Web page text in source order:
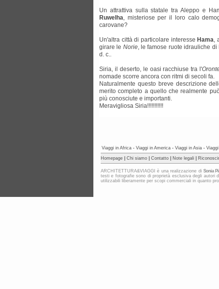
Un attrattiva sulla statale tra Aleppo e
Ruwelha, misteriose per il loro calo
carovane?
Un'altra città di particolare interesse Hama,
girare le Norie, le famose ruote idrauliche
d. c..
Siria, il deserto, le oasi racchiuse tra l'
nomade scorre ancora con ritmi di secoli fa.
Naturalmente questo breve descrizione
merito completo a quello che realmente
più conosciute e importanti.
Meravigliosa Siria!!!!!!!!!!!
Viaggi in Africa - Viaggi in America - Viaggi in Asia -
Homepage Chi siamo Contatto Note legali
ARCHITETTURA&VIAGGI è una realizzazione diSonia
testi e fotografie sono di proprietà esclusiva degli autori
utilizzabili liberamente per scopi commerciali in quanto